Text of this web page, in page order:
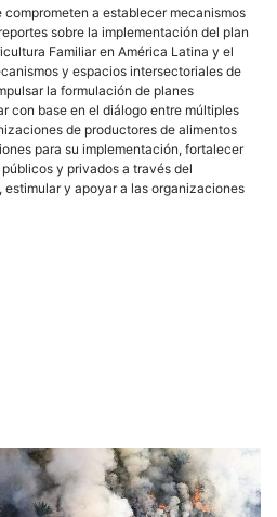
a establecer mecanismos
sobre la implementación del plan
Familiar en América Latina y el
y espacios intersectoriales de
la formulación de planes
con base en el diálogo entre múltiples
de productores de alimentos
para su implementación, fortalecer
y privados a través del
y apoyar a las organizaciones